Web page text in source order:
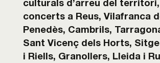
culturals d’arreu del
concerts a Reus, Vilafranca
Penedès, Cambrils,
Sant Vicenç dels Horts,
i Riells, Granollers, Lleida i